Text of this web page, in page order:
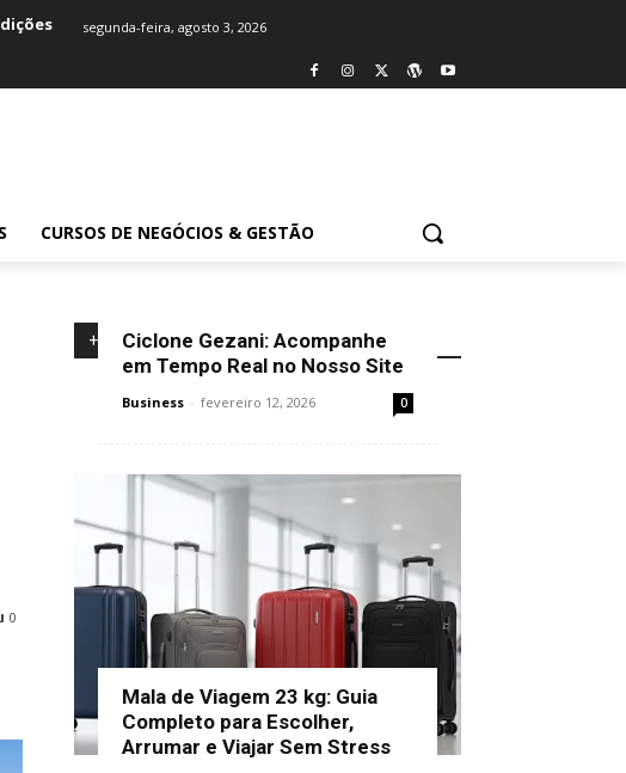
segunda-feira, agosto 3, 2026
CURSOS DE NEGÓCIOS & GESTÃO
0
+NOVIDADES
Ciclone Gezani: Acompanhe
em Tempo Real no Nosso Site
Business - fevereiro 12, 2026 0
Mala de Viagem 23 kg: Guia
Completo para Escolher,
Arrumar e Viajar Sem Stress